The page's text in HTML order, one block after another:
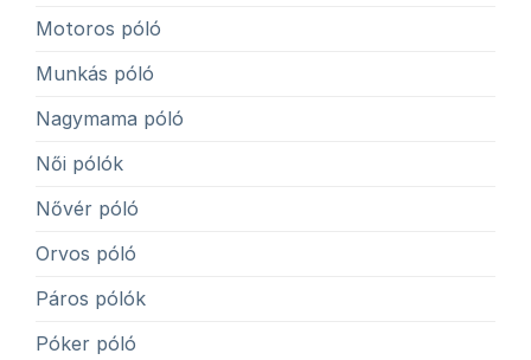
Motoros póló
Munkás póló
Nagymama póló
Női pólók
Nővér póló
Orvos póló
Páros pólók
Póker póló